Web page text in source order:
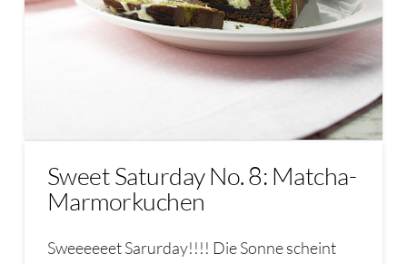
Sweet Saturday No. 8: Matcha-
Marmorkuchen
Sweeeeeet Sarurday!!!! Die Sonne scheint